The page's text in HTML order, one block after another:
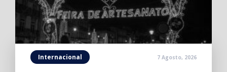
Internacional 7 Agosto, 2026